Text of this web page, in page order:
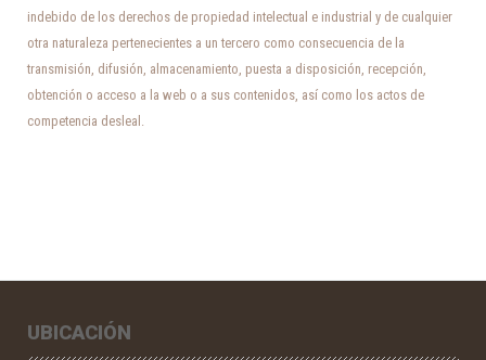
indebido de los derechos de propiedad intelectual e industrial y de cualquier
otra naturaleza pertenecientes a un tercero como consecuencia de la
transmisión, difusión, almacenamiento, puesta a disposición, recepción,
obtención o acceso a la web o a sus contenidos, así como los actos de
competencia desleal.
UBICACIÓN